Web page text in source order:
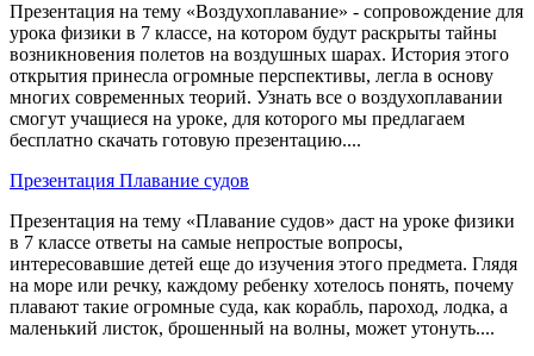
Презентация на тему «Воздухоплавание» - сопровождение для
урока физики в 7 классе, на котором будут раскрыты тайны
возникновения полетов на воздушных шарах. История этого
открытия принесла огромные перспективы, легла в основу
многих современных теорий. Узнать все о воздухоплавании
смогут учащиеся на уроке, для которого мы предлагаем
бесплатно скачать готовую презентацию....
Презентация Плавание судов
Презентация на тему «Плавание судов» даст на уроке физики
в 7 классе ответы на самые непростые вопросы,
интересовавшие детей еще до изучения этого предмета. Глядя
на море или речку, каждому ребенку хотелось понять, почему
плавают такие огромные суда, как корабль, пароход, лодка, а
маленький листок, брошенный на волны, может утонуть....